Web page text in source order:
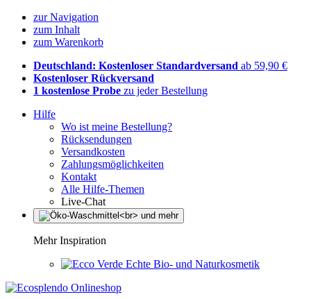
zur Navigation
zum Inhalt
zum Warenkorb
Deutschland: Kostenloser Standardversand ab 59,90 €
Kostenloser Rückversand
1 kostenlose Probe zu jeder Bestellung
Hilfe
Wo ist meine Bestellung?
Rücksendungen
Versandkosten
Zahlungsmöglichkeiten
Kontakt
Alle Hilfe-Themen
Live-Chat
Mehr Inspiration
Echte Bio- und Naturkosmetik